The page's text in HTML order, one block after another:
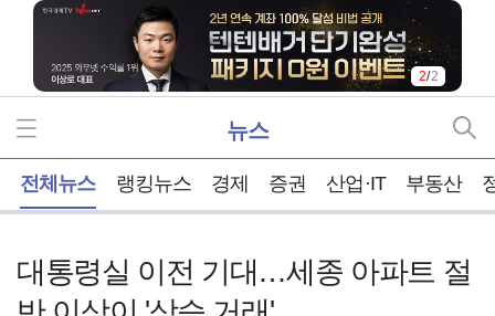
1/2
뉴스
전체뉴스 랭킹뉴스 경제 증권 산업·IT 부동산
대통령실 이전 기대…세종 아파트 절